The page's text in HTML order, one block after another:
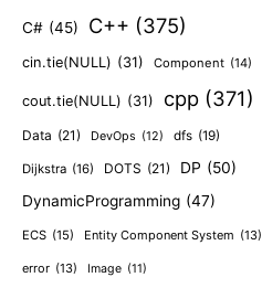
C# (45) C++ (375)
cin.tie(NULL) (31) Component (14)
cout.tie(NULL) (31) cpp (371)
Data (21) DevOps (12) dfs (19)
Dijkstra (16) DOTS (21) DP (50)
DynamicProgramming (47)
ECS (15) Entity Component System (13)
error (13) Image (11)